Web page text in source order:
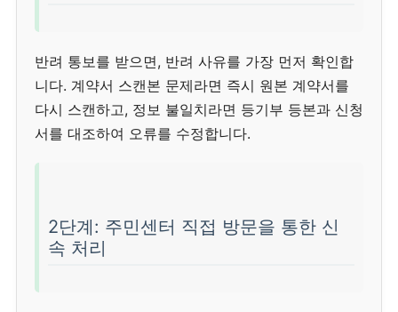
반려 통보를 받으면, 반려 사유를 가장 먼저 확인합
니다. 계약서 스캔본 문제라면 즉시 원본 계약서를
다시 스캔하고, 정보 불일치라면 등기부 등본과 신청
서를 대조하여 오류를 수정합니다.
2단계: 주민센터 직접 방문을 통한 신
속 처리